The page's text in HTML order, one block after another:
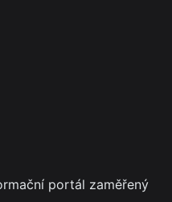
portál zaměřený